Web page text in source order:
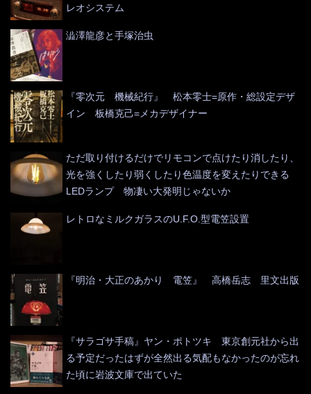
レオシステム
澁澤龍彦と手塚治虫
『零次元 機械紀行』 松本零士=原作・総設定デザ
イン 板橋克己=メカデザイナー
ただ取り付けるだけでリモコンで点けたり消したり、
光を強くしたり弱くしたり色温度を変えたりできる
LEDランプ 物凄い大発明じゃないか
レトロなミルクガラスのU.F.O.型電笠設置
『明治・大正のあかり 電笠』 高橋岳志 里文出版
『サラゴサ手稿』ヤン・ポトツキ 東京創元社から出
る予定だったはずが全然出る気配もなかったのが忘れ
た頃に岩波文庫で出ていた